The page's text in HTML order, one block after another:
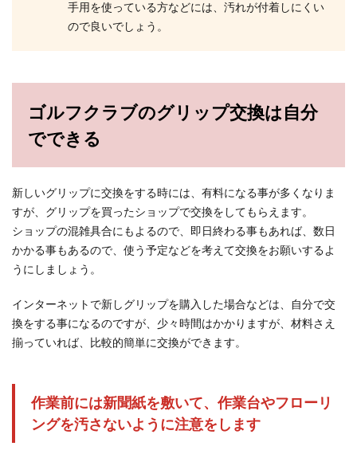
手用を使っている方などには、汚れが付着しにくい
ので良いでしょう。
ゴルフクラブのグリップ交換は自分
でできる
新しいグリップに交換をする時には、有料になる事が多くなりま
すが、グリップを買ったショップで交換をしてもらえます。
ショップの混雑具合にもよるので、即日終わる事もあれば、数日
かかる事もあるので、使う予定などを考えて交換をお願いするよ
うにしましょう。
インターネットで新しグリップを購入した場合などは、自分で交
換をする事になるのですが、少々時間はかかりますが、材料さえ
揃っていれば、比較的簡単に交換ができます。
作業前には新聞紙を敷いて、作業台やフローリ
ングを汚さないように注意をします